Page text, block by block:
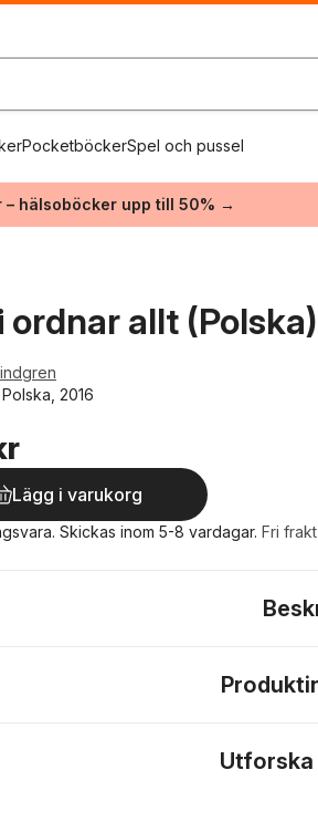
PocketböckerSpel och pussel
– hälsoböcker upp till 50% →
ordnar allt (Polska)
2016
Lägg i varukorg
Skickas inom 5-8 vardagar. Fri